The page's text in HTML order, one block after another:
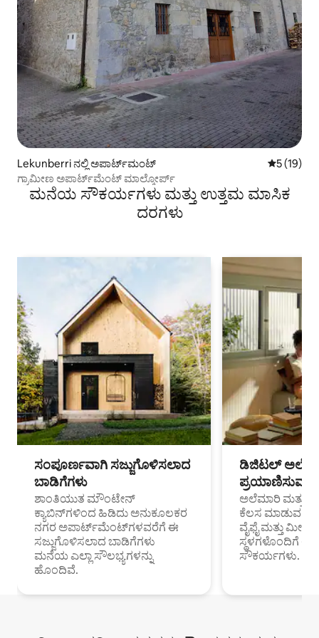
Lekunberri ನಲ್ಲಿ ಅಪಾರ್ಟ್‌ಮಂಟ್ 5 ರಲ್ಲಿ 5
5 (19)
ಗ್ರಾಮೀಣ ಅಪಾರ್ಟ್‌ಮೆಂಟ್ ಮಾಲ್ಕೋರ್ಪ್
ಮನೆಯ ಸೌಕರ್ಯಗಳು ಮತ್ತು ಉತ್ತಮ ಮಾಸಿಕ
ದರಗಳು
ಸಂಪೂರ್ಣವಾಗಿ ಸಜ್ಜುಗೊಳಿಸಲಾದ
ಬಾಡಿಗೆಗಳು
ಶಾಂತಿಯುತ ಮೌಂಟೇನ್
ಕ್ಯಾಬಿನ್‌ಗಳಿಂದ ಹಿಡಿದು ಅನುಕೂಲಕರ
ನಗರ ಅಪಾರ್ಟ್‌ಮೆಂಟ್‌ಗಳವರೆಗೆ ಈ
ಸಜ್ಜುಗೊಳಿಸಲಾದ ಬಾಡಿಗೆಗಳು
ಮನೆಯ ಎಲ್ಲಾ ಸೌಲಭ್ಯಗಳನ್ನು
ಹೊಂದಿವೆ.
ಡಿಜಿಟಲ್
ಪ್ರಯಾಣಿಸುವ
ಅಲೆಮಾರಿ ಮತ್ತು
ಕೆಲಸ ಮಾಡುವ
ವೈಫೈ ಮತ್ತು
ಸ್ಥಳಗಳೊಂದಿಗೆ
ಸೌಕರ್ಯಗಳು.